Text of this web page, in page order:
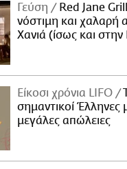
Γεύση
Red Jane
νόστιμη και χαλαρή
Χανιά (ίσως και
Είκοσι χρόνια LIFO
σημαντικοί Έλληνες
μεγάλες απώλειες